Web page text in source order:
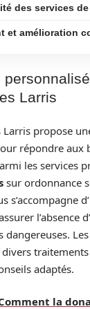
des services
et amélioration
Larris
Larris propose
répondre aux
les services
sur ordonnance
s’accompagne
l’absence
dangereuses.
adaptés.
la